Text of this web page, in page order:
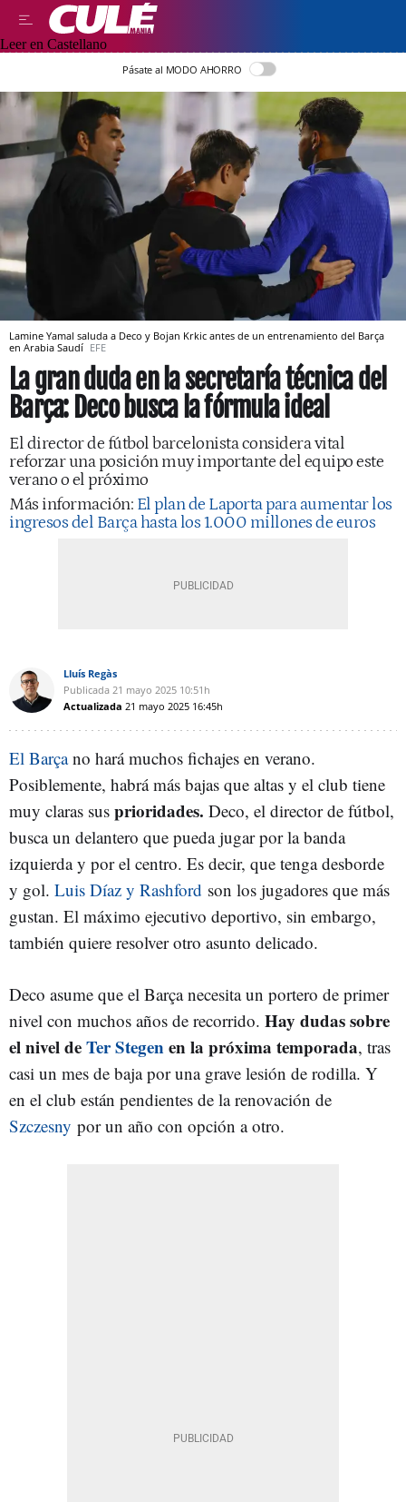
Leer en Castellano
Pásate al MODO AHORRO
Lamine Yamal saluda a Deco y Bojan Krkic antes de un entrenamiento del Barça
en Arabia Saudí EFE
La gran duda en la secretaría técnica del
Barça: Deco busca la fórmula ideal
El director de fútbol barcelonista considera vital
reforzar una posición muy importante del equipo este
verano o el próximo
Más información: El plan de Laporta para aumentar los
ingresos del Barça hasta los 1.000 millones de euros
Lluís Regàs
Publicada 21 mayo 2025 10:51h
Actualizada 21 mayo 2025 16:45h
El Barçano hará muchos fichajes en verano.
Posiblemente, habrá más bajas que altas y el club tiene
muy claras sus prioridades. Deco, el director de fútbol,
busca un delantero que pueda jugar por la banda
izquierda y por el centro. Es decir, que tenga desborde
y gol. Luis Díaz y Rashford son los jugadores que más
gustan. El máximo ejecutivo deportivo, sin embargo,
también quiere resolver otro asunto delicado.
Deco asume que el Barça necesita un portero de primer
nivel con muchos años de recorrido. Hay dudas sobre
el nivel deTer Stegenen la próxima temporada, tras
casi un mes de baja por una grave lesión de rodilla. Y
en el club están pendientes de la renovación de
Szczesny por un año con opción a otro.